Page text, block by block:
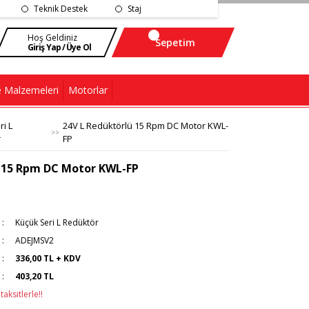
Teknik Destek Staj
Hoş Geldiniz
Giriş Yap / Üye Ol
Sepetim
Malzemeleri Motorlar
L
24V L Redüktörlü 15 Rpm DC Motor KWL-
FP
Rpm DC Motor KWL-FP
Küçük Seri L Redüktör
ADEJMSV2
336,00 TL + KDV
403,20 TL